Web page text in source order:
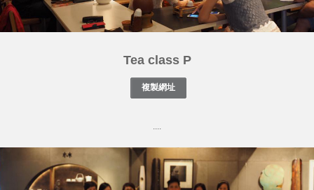
Tea class P
....